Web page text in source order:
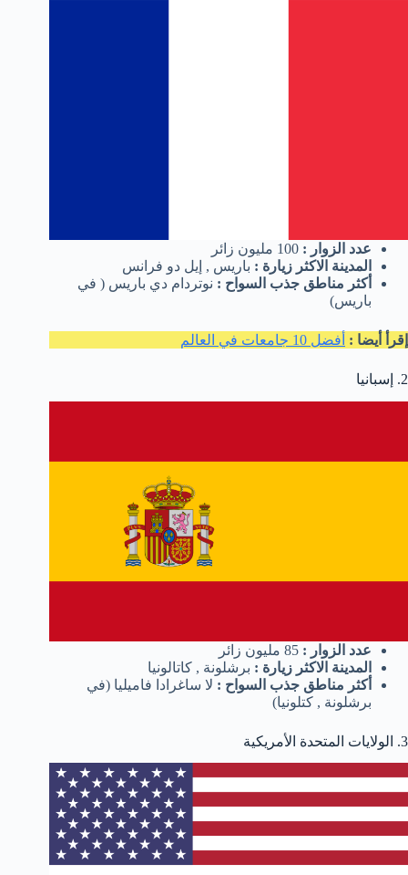
عدد الزوار :
المدينة الاكثر زيارة : باريس , إيل دو فرانس
أكثر مناطق جذب السواح : نوتردام دي باريس ( في
باريس)
إقرأ أيضا : أفضل 10 جامعات في العالم
2. إسبانيا
عدد الزوار :
المدينة الاكثر زيارة : برشلونة , كاتالونيا
أكثر مناطق جذب السواح : لا ساغرادا فاميليا (في
برشلونة , كتلونيا)
3. الولايات المتحدة الأمريكية